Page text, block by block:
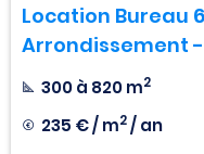
Location Bureau
Arrondissement -
300 à 820 m2
235 € / m2/ an